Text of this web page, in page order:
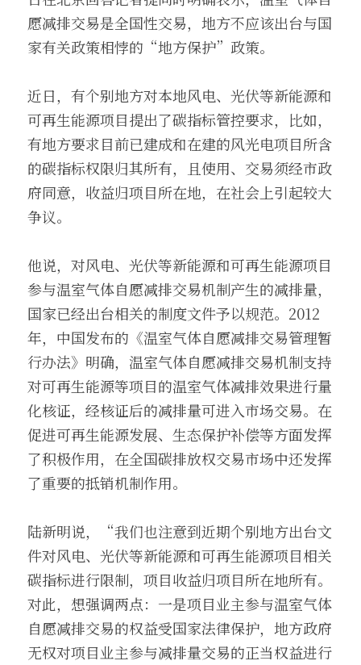
愿减排交易是全国性交易，地方不应该出台与国
家有关政策相悖的“地方保护”政策。
近日，有个别地方对本地风电、光伏等新能源和
可再生能源项目提出了碳指标管控要求，比如，
有地方要求目前已建成和在建的风光电项目所含
的碳指标权限归其所有，且使用、交易须经市政
府同意，收益归项目所在地，在社会上引起较大
争议。
他说，对风电、光伏等新能源和可再生能源项目
参与温室气体自愿减排交易机制产生的减排量，
国家已经出台相关的制度文件予以规范。2012
年，中国发布的《温室气体自愿减排交易管理暂
行办法》明确，温室气体自愿减排交易机制支持
对可再生能源等项目的温室气体减排效果进行量
化核证，经核证后的减排量可进入市场交易。在
促进可再生能源发展、生态保护补偿等方面发挥
了积极作用，在全国碳排放权交易市场中还发挥
了重要的抵销机制作用。
陆新明说，“我们也注意到近期个别地方出台文
件对风电、光伏等新能源和可再生能源项目相关
碳指标进行限制，项目收益归项目所在地所有。
对此，想强调两点：一是项目业主参与温室气体
自愿减排交易的权益受国家法律保护，地方政府
无权对项目业主参与减排量交易的正当权益进行